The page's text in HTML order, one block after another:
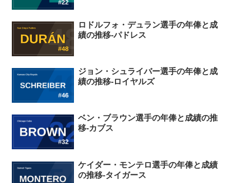
ロドルフォ・デュラン選手の年俸と成
績の推移-パドレス
ジョン・シュライバー選手の年俸と成
績の推移-ロイヤルズ
ベン・ブラウン選手の年俸と成績の推
移-カブス
ケイダー・モンテロ選手の年俸と成績
の推移-タイガース